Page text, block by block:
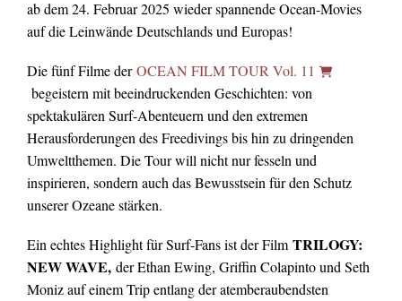
ab dem 24. Februar 2025 wieder spannende Ocean-Movies
auf die Leinwände Deutschlands und Europas!
Die fünf Filme derOCEAN FILM TOUR Vol. 11
begeistern mit beeindruckenden Geschichten: von
spektakulären Surf-Abenteuern und den extremen
Herausforderungen des Freedivings bis hin zu dringenden
Umweltthemen. Die Tour will nicht nur fesseln und
inspirieren, sondern auch das Bewusstsein für den Schutz
unserer Ozeane stärken.
Ein echtes Highlight für Surf-Fans ist der Film TRILOGY:
NEW WAVE, der Ethan Ewing, Griffin Colapinto und Seth
Moniz auf einem Trip entlang der atemberaubendsten